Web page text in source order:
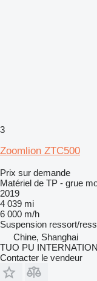
3
Zoomlion ZTC500
Prix sur demande
Matériel de TP - grue
2019
4 039 mi
6 000 m/h
Suspension ressort/
Chine, Shanghai
TUO PU
Contacter le vendeur